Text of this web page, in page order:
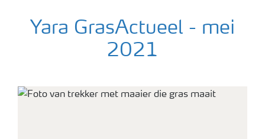
Yara GrasActueel - mei
2021